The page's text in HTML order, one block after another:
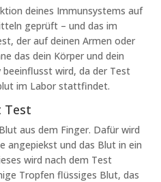
deines Immunsystems auf
geprüft – und das im
der auf deinen Armen oder
das dein Körper und dein
wird, da der Test
im Labor stattfindet.
Test
aus dem Finger. Dafür wird
angepiekst und das Blut in ein
wird nach dem Test
Tropfen flüssiges Blut, das